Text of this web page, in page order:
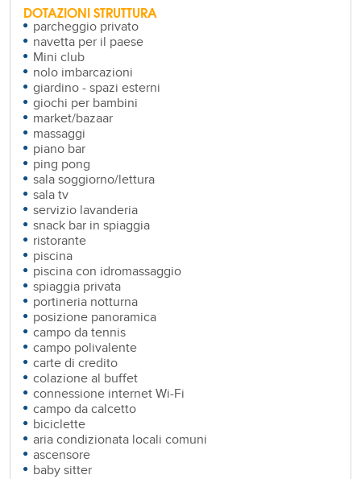
DOTAZIONI STRUTTURA
parcheggio privato
navetta per il paese
Mini club
nolo imbarcazioni
giardino - spazi esterni
giochi per bambini
market/bazaar
massaggi
piano bar
ping pong
sala soggiorno/lettura
sala tv
servizio lavanderia
snack bar in spiaggia
ristorante
piscina
piscina con idromassaggio
spiaggia privata
portineria notturna
posizione panoramica
campo da tennis
campo polivalente
carte di credito
colazione al buffet
connessione internet Wi-Fi
campo da calcetto
biciclette
aria condizionata locali comuni
ascensore
baby sitter